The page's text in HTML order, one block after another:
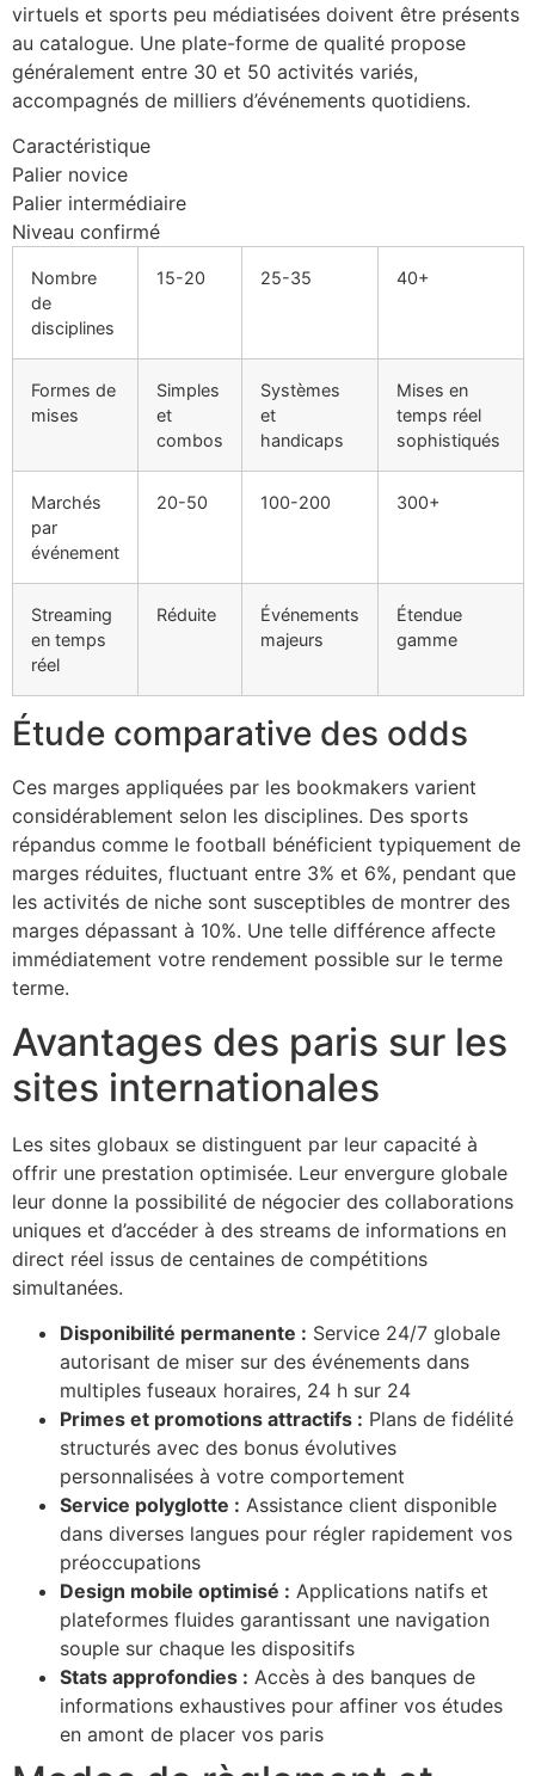
virtuels et sports peu médiatisées doivent être présents
au catalogue. Une plate-forme de qualité propose
généralement entre 30 et 50 activités variés,
accompagnés de milliers d’événements quotidiens.
Caractéristique
Palier novice
Palier intermédiaire
Niveau confirmé
Nombre
de
disciplines
15-20 25-35 40+
Formes de
mises
Simples
et
combos
Systèmes
et
handicaps
Mises en
temps réel
sophistiqués
Marchés
par
événement
20-50 100-200 300+
Streaming
en temps
réel
Réduite
Événements
majeurs
Étendue
gamme
Étude comparative des odds
Ces marges appliquées par les bookmakers varient
considérablement selon les disciplines. Des sports
répandus comme le football bénéficient typiquement de
marges réduites, fluctuant entre 3% et 6%, pendant que
les activités de niche sont susceptibles de montrer des
marges dépassant à 10%. Une telle différence affecte
immédiatement votre rendement possible sur le terme
terme.
Avantages des paris sur les
sites internationales
Les sites globaux se distinguent par leur capacité à
offrir une prestation optimisée. Leur envergure globale
leur donne la possibilité de négocier des collaborations
uniques et d’accéder à des streams de informations en
direct réel issus de centaines de compétitions
simultanées.
Disponibilité permanente : Service 24/7 globale
autorisant de miser sur des événements dans
multiples fuseaux horaires, 24 h sur 24
Primes et promotions attractifs : Plans de fidélité
structurés avec des bonus évolutives
personnalisées à votre comportement
Service polyglotte : Assistance client disponible
dans diverses langues pour régler rapidement vos
préoccupations
Design mobile optimisé : Applications natifs et
plateformes fluides garantissant une navigation
souple sur chaque les dispositifs
Stats approfondies : Accès à des banques de
informations exhaustives pour affiner vos études
en amont de placer vos paris